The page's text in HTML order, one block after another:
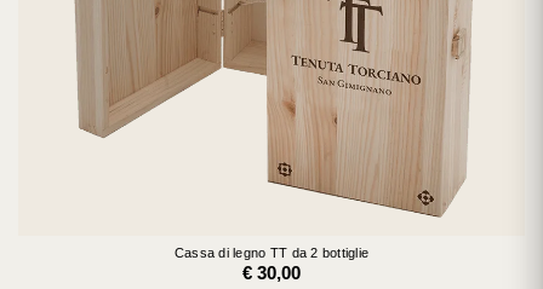
Cassa di legno TT da 2 bottiglie
€ 30,00